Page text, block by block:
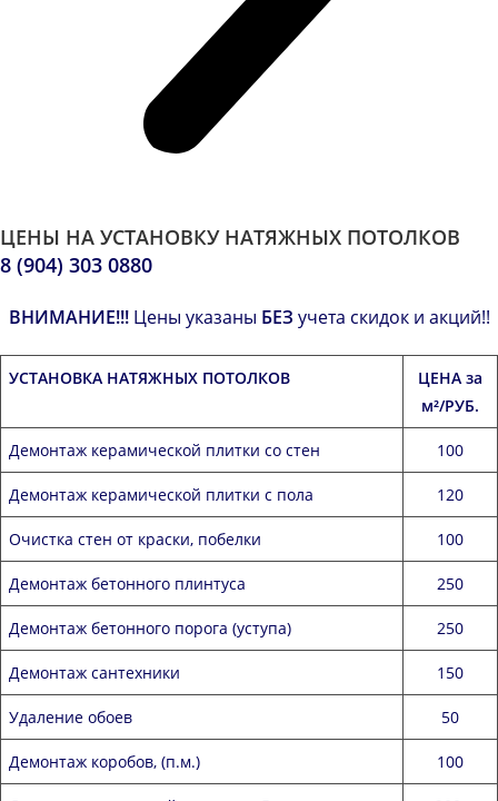
ЦЕНЫ НА УСТАНОВКУ НАТЯЖНЫХ ПОТОЛКОВ
8 (904) 303 0880
ВНИМАНИЕ!!!Цены указаны БЕЗ учета скидок и акций!!
УСТАНОВКА НАТЯЖНЫХ ПОТОЛКОВ
ЦЕНА за
м²/РУБ.
Демонтаж керамической плитки со стен 100
Демонтаж керамической плитки с пола 120
Очистка стен от краски, побелки 100
Демонтаж бетонного плинтуса 250
Демонтаж бетонного порога (уступа) 250
Демонтаж сантехники 150
Удаление обоев 50
Демонтаж коробов, (п.м.) 100